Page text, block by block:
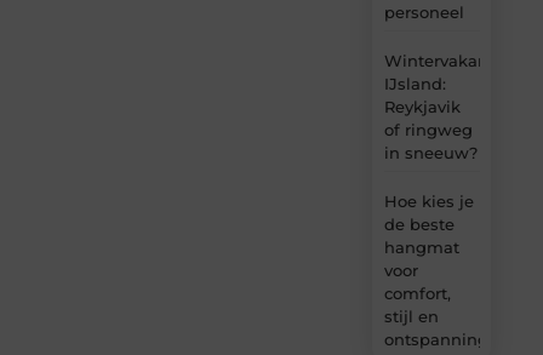
personeel
Wintervakantie
IJsland:
Reykjavik
of ringweg
in sneeuw?
Hoe kies je
de beste
hangmat
voor
comfort,
stijl en
ontspanning?